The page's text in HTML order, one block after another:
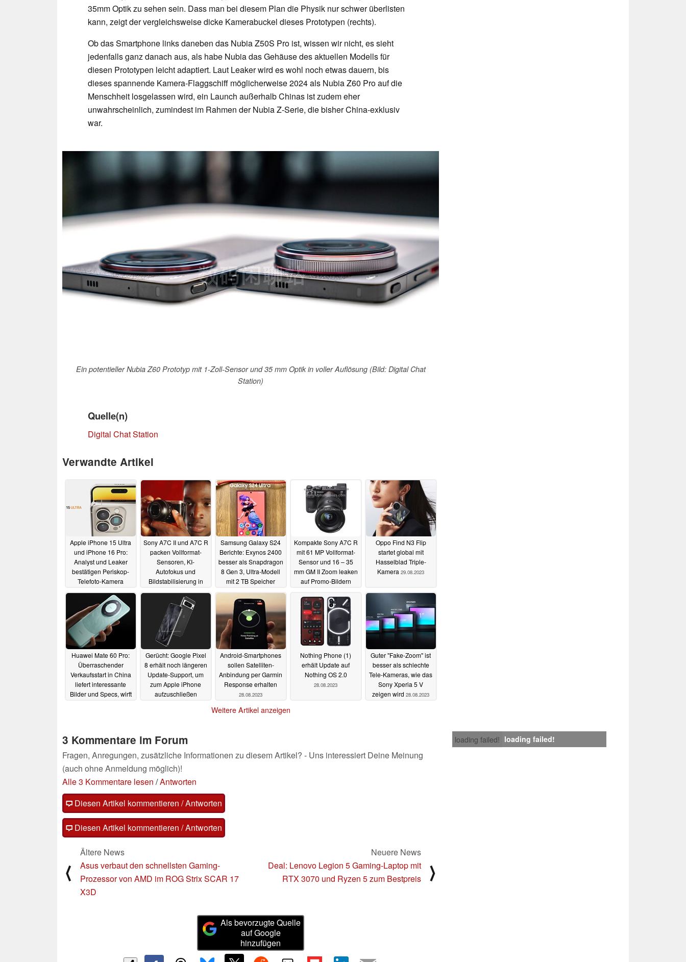
35mm Optik zu sehen sein. Dass man bei diesem Plan die Physik nur schwer überlisten
kann, zeigt der vergleichsweise dicke Kamerabuckel dieses Prototypen (rechts).
Ob das Smartphone links daneben das Nubia Z50S Pro ist, wissen wir nicht, es sieht
jedenfalls ganz danach aus, als habe Nubia das Gehäuse des aktuellen Modells für
diesen Prototypen leicht adaptiert. Laut Leaker wird es wohl noch etwas dauern, bis
dieses spannende Kamera-Flaggschiff möglicherweise 2024 als Nubia Z60 Pro auf die
Menschheit losgelassen wird, ein Launch außerhalb Chinas ist zudem eher
unwahrscheinlich, zumindest im Rahmen der Nubia Z-Serie, die bisher China-exklusiv
war.
Ein potentieller Nubia Z60 Prototyp mit 1-Zoll-Sensor und 35 mm Optik in voller Auflösung (Bild: Digital Chat
Station)
Quelle(n)
Digital Chat Station
Verwandte Artikel
Apple iPhone 15 Ultra
und iPhone 16 Pro:
Analyst und Leaker
bestätigen Periskop-
Telefoto-Kamera
29.08.2023
Sony A7C II und A7C R
packen Vollformat-
Sensoren, KI-
Autofokus und
Bildstabilisierung in
29.08.2023
Samsung Galaxy S24
Berichte: Exynos 2400
besser als Snapdragon
8 Gen 3, Ultra-Modell
mit 2 TB Speicher
29.08.2023
Kompakte Sony A7C R
mit 61 MP Vollformat-
Sensor und 16 – 35
mm GM II Zoom leaken
auf Promo-Bildern
Oppo Find N3 Flip
startet global mit
Hasselblad Triple-
Kamera 29.08.2023
Huawei Mate 60 Pro:
Überraschender
Verkaufsstart in China
liefert interessante
Bilder und Specs, wirft
Gerücht: Google Pixel
8 erhält noch längeren
Update-Support, um
zum Apple iPhone
aufzuschließen
Android-Smartphones
sollen Satelliten-
Anbindung per Garmin
Response erhalten
28.08.2023
Nothing Phone (1)
erhält Update auf
Nothing OS 2.0
28.08.2023
Guter "Fake-Zoom" ist
besser als schlechte
Tele-Kameras, wie das
Sony Xperia 5 V
zeigen wird 28.08.2023
Weitere Artikel anzeigen
loading failed! loading failed!
3 Kommentare im Forum
Fragen, Anregungen, zusätzliche Informationen zu diesem Artikel? - Uns interessiert Deine Meinung
(auch ohne Anmeldung möglich)!
Alle 3 Kommentare lesen /Antworten
Diesen Artikel kommentieren / Antworten
Diesen Artikel kommentieren / Antworten
⟨
Ältere News
Asus verbaut den schnellsten Gaming-
Prozessor von AMD im ROG Strix SCAR 17
X3D
Neuere News
Deal: Lenovo Legion 5 Gaming-Laptop mit
RTX 3070 und Ryzen 5 zum Bestpreis
⟩
Als bevorzugte Quelle
auf Google
hinzufügen